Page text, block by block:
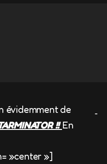
évidemment de
!!En
»center »]